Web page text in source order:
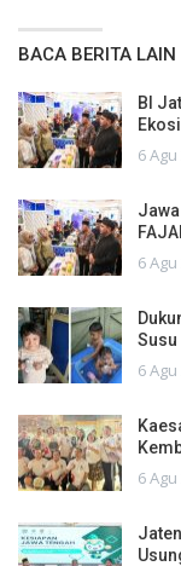
BACA BERITA LAIN
BI
6
6
6
6